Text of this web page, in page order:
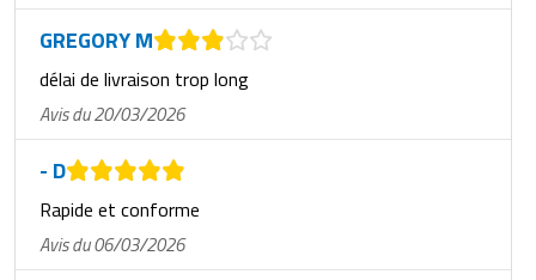
GREGORY M
délai de livraison trop long
Avis du 20/03/2026
- D
Rapide et conforme
Avis du 06/03/2026